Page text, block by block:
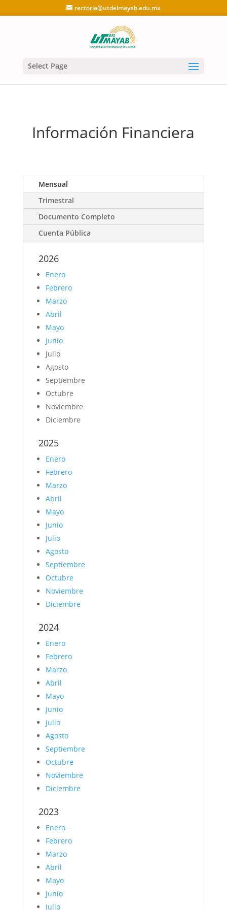
rectoria@utdelmayab.edu.mx
Select Page
Información Financiera
Mensual
Trimestral
Documento Completo
Cuenta Pública
2026
Enero
Febrero
Marzo
Abril
Mayo
Junio
Julio
Agosto
Septiembre
Octubre
Noviembre
Diciembre
2025
Enero
Febrero
Marzo
Abril
Mayo
Junio
Julio
Agosto
Septiembre
Octubre
Noviembre
Diciembre
2024
Enero
Febrero
Marzo
Abril
Mayo
Junio
Julio
Agosto
Septiembre
Octubre
Noviembre
Diciembre
2023
Enero
Febrero
Marzo
Abril
Mayo
Junio
Julio